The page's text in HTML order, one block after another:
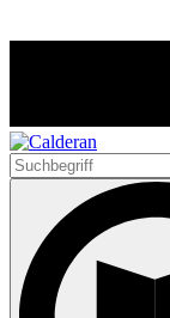
Suchen
nach: